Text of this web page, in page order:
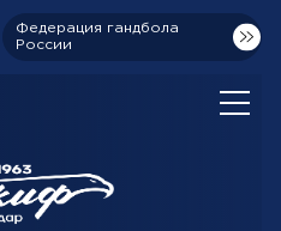
Федерация гандбола
России